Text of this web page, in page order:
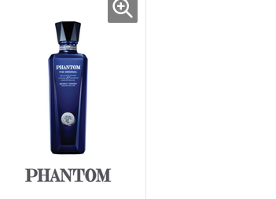
롯데百, 잠실서 첫 '서머마켓' 개최…
포켓몬 별빛낙원 꾸린다